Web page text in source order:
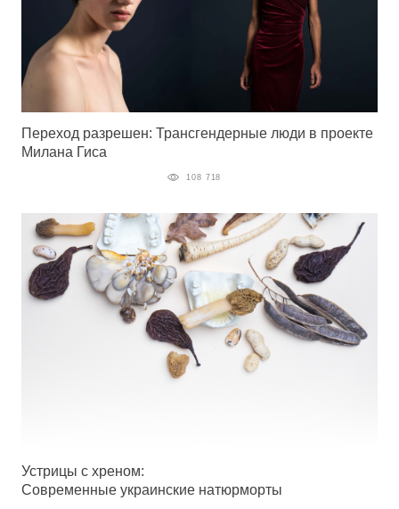
Переход разрешен: Трансгендерные люди в проекте
Милана Гиса
108 718
Устрицы с хреном:
Современные украинские натюрморты